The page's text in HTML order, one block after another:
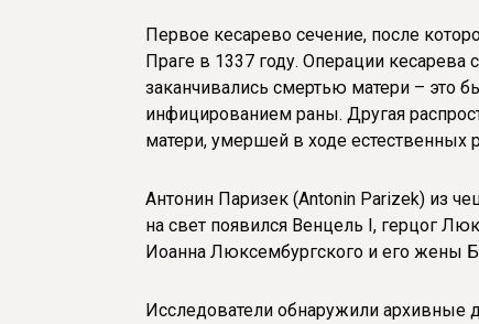
Первое кесарево сечение, после
Праге в 1337 году. Операции кесарева
заканчивались смертью матери – это
инфицированием раны. Другая
матери, умершей в ходе естественных
Антонин Паризек (Antonin Parizek) из
на свет появился Венцель I, герцог
Иоанна Люксембургского и его жены
Исследователи обнаружили архивные